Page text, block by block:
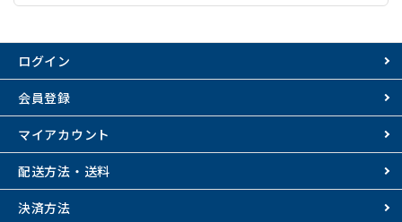
ログイン
会員登録
マイアカウント
配送方法・送料
決済方法